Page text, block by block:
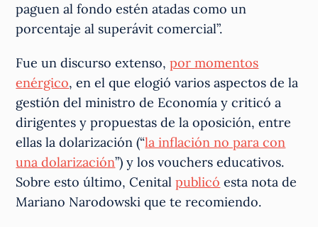
paguen al fondo estén atadas como un
porcentaje al superávit comercial”.
Fue un discurso extenso,por momentos
enérgico, en el que elogió varios aspectos de la
gestión del ministro de Economía y criticó a
dirigentes y propuestas de la oposición, entre
ellas la dolarización (“la inflación no para con
una dolarización”) y los vouchers educativos.
Sobre esto último, Cenitalpublicó esta nota de
Mariano Narodowski que te recomiendo.